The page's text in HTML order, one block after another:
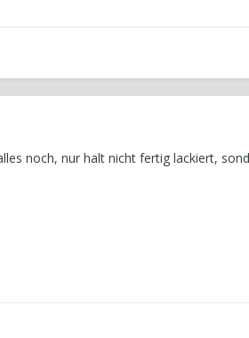
noch, nur halt nicht fertig lackiert,